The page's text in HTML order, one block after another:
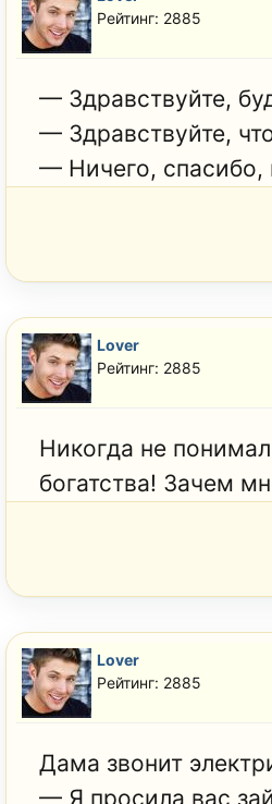
Рейтинг: 2885
— Здравствуйте,
— Здравствуйте,
— Ничего, спасибо,
Lover
Рейтинг: 2885
Никогда не
богатства! Зачем
Lover
Рейтинг: 2885
Дама звонит
— Я просила вас